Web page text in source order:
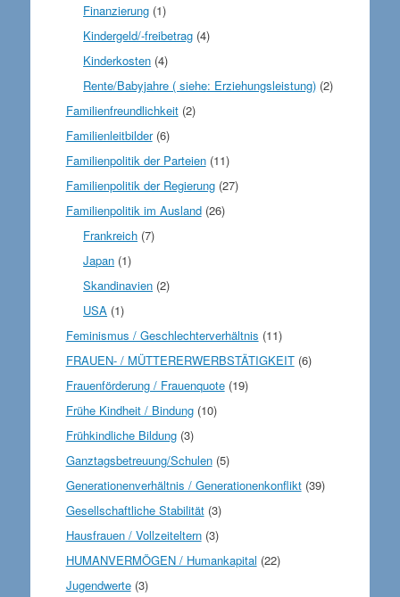
Finanzierung (1)
Kindergeld/-freibetrag (4)
Kinderkosten (4)
Rente/Babyjahre ( siehe: Erziehungsleistung) (2)
Familienfreundlichkeit(2)
Familienleitbilder(6)
Familienpolitik der Parteien(11)
Familienpolitik der Regierung(27)
Familienpolitik im Ausland(26)
Frankreich (7)
Japan (1)
Skandinavien (2)
USA (1)
Feminismus / Geschlechterverhältnis (11)
FRAUEN- / MÜTTERERWERBSTÄTIGKEIT(6)
Frauenförderung / Frauenquote(19)
Frühe Kindheit / Bindung(10)
Frühkindliche Bildung(3)
Ganztagsbetreuung/Schulen(5)
Generationenverhältnis / Generationenkonflikt(39)
Gesellschaftliche Stabilität(3)
Hausfrauen / Vollzeiteltern(3)
HUMANVERMÖGEN / Humankapital (22)
Jugendwerte(3)